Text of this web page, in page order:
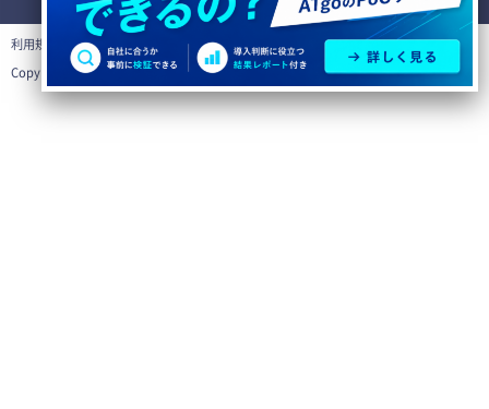
利用規約
個人情報の取り扱いについて
Copyright©テスト自動化ツールならATgoAll Rights Reserved.